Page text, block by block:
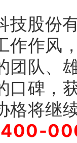
技股份
作作风
团队、
口碑，
格将继
400-